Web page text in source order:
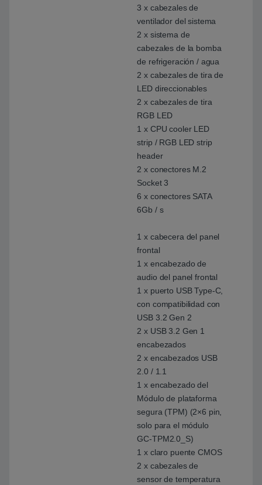
3 x cabezales de
ventilador del sistema
2 x sistema de
cabezales de la bomba
de refrigeración / agua
2 x cabezales de tira de
LED direccionables
2 x cabezales de tira
RGB LED
1 x CPU cooler LED
strip / RGB LED strip
header
2 x conectores M.2
Socket 3
6 x conectores SATA
6Gb / s
1 x cabecera del panel
frontal
1 x encabezado de
audio del panel frontal
1 x puerto USB Type-C,
con compatibilidad con
USB 3.2 Gen 2
2 x USB 3.2 Gen 1
encabezados
2 x encabezados USB
2.0 / 1.1
1 x encabezado del
Módulo de plataforma
segura (TPM) (2×6 pin,
solo para el módulo
GC-TPM2.0_S)
1 x claro puente CMOS
2 x cabezales de
sensor de temperatura